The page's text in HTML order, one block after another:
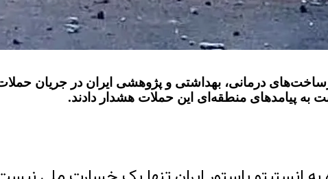
درمانی، بهداشتی و پژوهشی ایران در جریان
به پیامدهای منطقه‌ای این حملات هشدار دادند.